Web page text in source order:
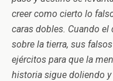
creer como cierto lo
caras dobles. Cuando
sobre la tierra, sus
ejércitos para que la
historia sigue doliendo